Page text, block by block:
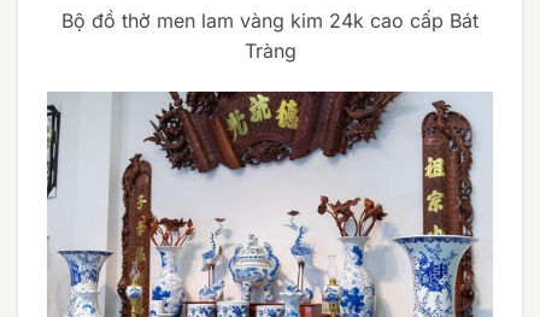
Bộ đồ thờ men lam vàng kim 24k cao cấp Bát
Tràng